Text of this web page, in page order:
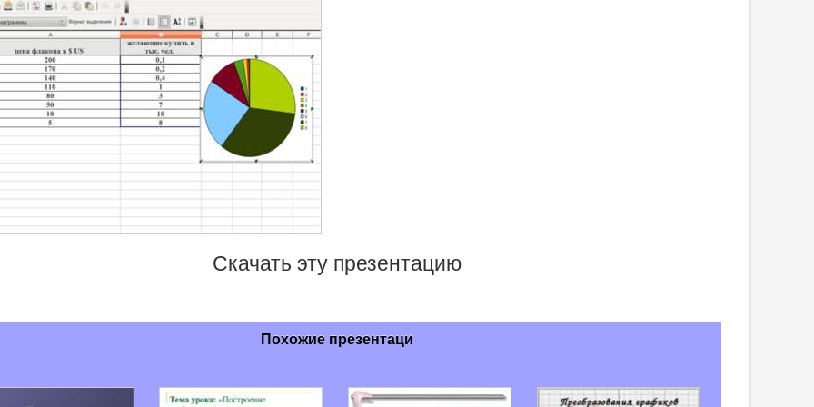
Скачать эту презентацию
Похожие презентаци